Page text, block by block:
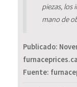
piezas, los
mano de
Publicado:
furnaceprices.ca
Fuente: